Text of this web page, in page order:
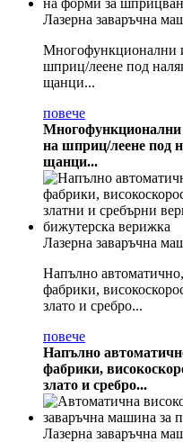
Лазерна заваръчна
Многофункционални
шприц/леене под
щанци...
повече
Многофункционални
на шприц/леене под
щанци...
Лазерна заваръчна
Напълно
фабрики,
злато и сребро...
повече
Напълно
фабрики,
злато и сребро...
Лазерна заваръчна